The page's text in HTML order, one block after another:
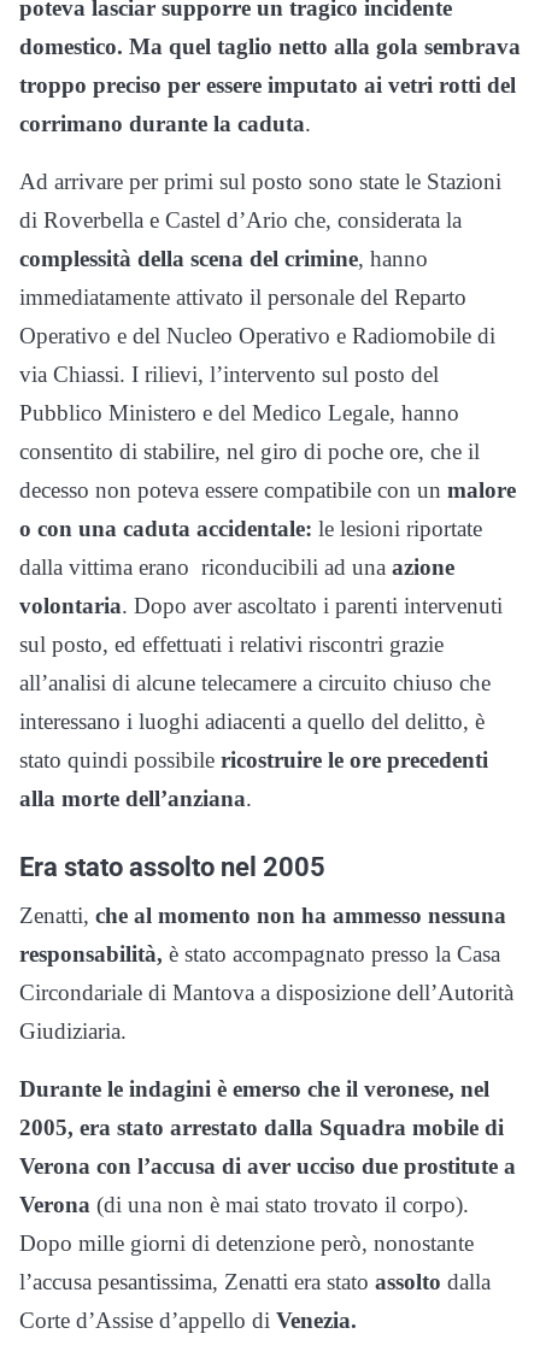
poteva lasciar supporre un tragico incidente
domestico. Ma quel taglio netto alla gola sembrava
troppo preciso per essere imputato ai vetri rotti del
corrimano durante la caduta.
Ad arrivare per primi sul posto sono state le Stazioni
di Roverbella e Castel d’Ario che, considerata la
complessità della scena del crimine, hanno
immediatamente attivato il personale del Reparto
Operativo e del Nucleo Operativo e Radiomobile di
via Chiassi. I rilievi, l’intervento sul posto del
Pubblico Ministero e del Medico Legale, hanno
consentito di stabilire, nel giro di poche ore, che il
decesso non poteva essere compatibile con un malore
o con una caduta accidentale: le lesioni riportate
dalla vittima erano riconducibili ad una azione
volontaria. Dopo aver ascoltato i parenti intervenuti
sul posto, ed effettuati i relativi riscontri grazie
all’analisi di alcune telecamere a circuito chiuso che
interessano i luoghi adiacenti a quello del delitto, è
stato quindi possibile ricostruire le ore precedenti
alla morte dell’anziana.
Era stato assolto nel 2005
Zenatti, che al momento non ha ammesso nessuna
responsabilità, è stato accompagnato presso la Casa
Circondariale di Mantova a disposizione dell’Autorità
Giudiziaria.
Durante le indagini è emerso che il veronese, nel
2005, era stato arrestato dalla Squadra mobile di
Verona con l’accusa di aver ucciso due prostitute a
Verona (di una non è mai stato trovato il corpo).
Dopo mille giorni di detenzione però, nonostante
l’accusa pesantissima, Zenatti era stato assolto dalla
Corte d’Assise d’appello di Venezia.